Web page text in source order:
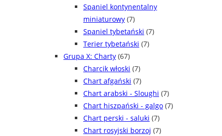
Spaniel kontynentalny
miniaturowy (7)
Spaniel tybetański (7)
Terier tybetański (7)
Grupa X: Charty (67)
Charcik włoski (7)
Chart afgański (7)
Chart arabski - Sloughi (7)
Chart hiszpański - galgo (7)
Chart perski - saluki (7)
Chart rosyjski borzoj (7)